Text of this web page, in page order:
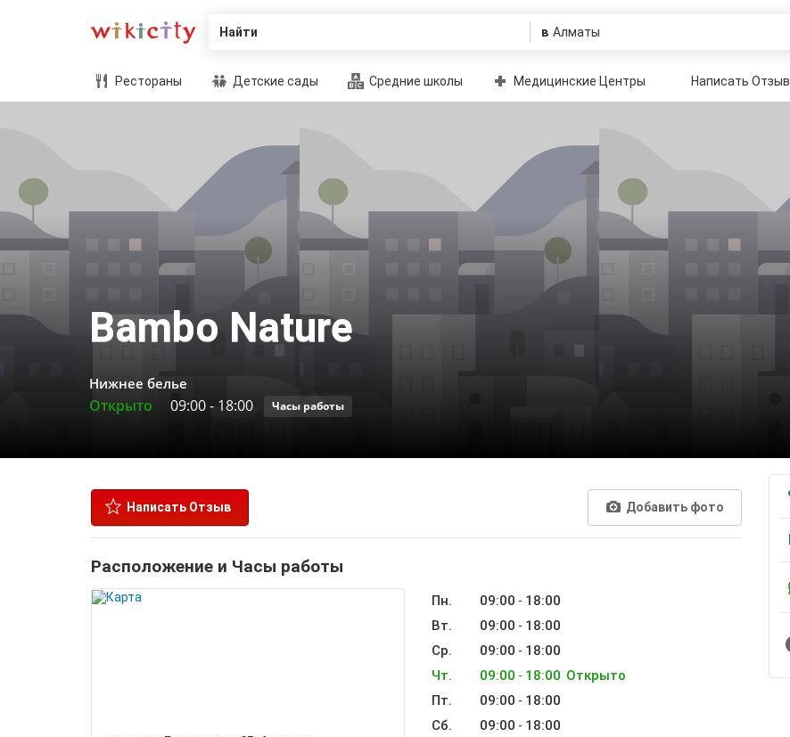
Найти в
Рестораны Детские сады Средние школы Медицинские Центры Написать Отзыв
Bambo Nature
Нижнее белье
Открыто 09:00- 18:00 Часы работы
Написать Отзыв Добавить фото
Расположение и Часы работы
Пн. 09:00 - 18:00
Вт.
09:00 - 18:00
Ср.
09:00 - 18:00
Чт.
09:00 - 18:00 Открыто
Пт.
09:00 - 18:00
Сб.
09:00 - 18:00